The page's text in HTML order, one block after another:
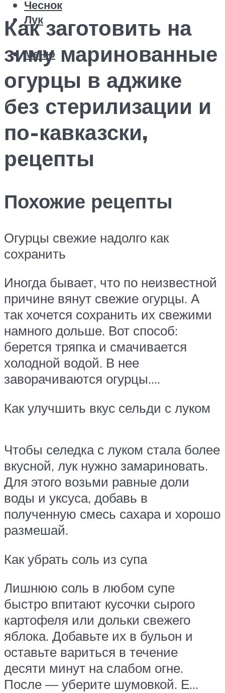
Чеснок
Лук
Меню
Как заготовить на
зиму маринованные
огурцы в аджике
без стерилизации и
по-кавказски,
рецепты
Похожие рецепты
Огурцы свежие надолго как
сохранить
Иногда бывает, что по неизвестной
причине вянут свежие огурцы. А
так хочется сохранить их свежими
намного дольше. Вот способ:
берется тряпка и смачивается
холодной водой. В нее
заворачиваются огурцы.…
Как улучшить вкус сельди с луком
Чтобы селедка с луком стала более
вкусной, лук нужно замариновать.
Для этого возьми равные доли
воды и уксуса, добавь в
полученную смесь сахара и хорошо
размешай.
Как убрать соль из супа
Лишнюю соль в любом супе
быстро впитают кусочки сырого
картофеля или дольки свежего
яблока. Добавьте их в бульон и
оставьте вариться в течение
десяти минут на слабом огне.
После — уберите шумовкой. Е…